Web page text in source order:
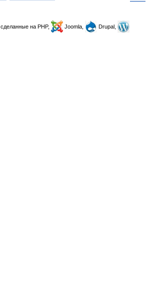
, сделанные на PHP, Joomla,
Drupal,